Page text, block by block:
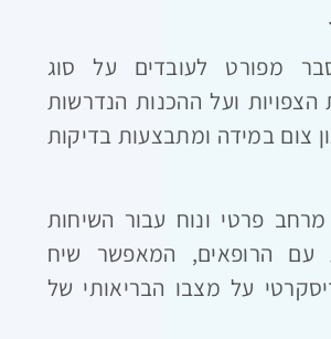
מפורט לעובדים על סוג
הצפויות ועל ההכנות הנדרשות
צום במידה ומתבצעות בדיקות
פרטי ונוח עבור השיחות
עם הרופאים, המאפשר שיח
על מצבו הבריאותי של